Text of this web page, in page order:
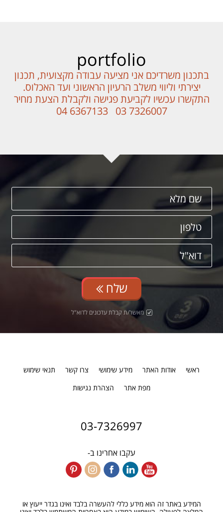
portfolio
בתכנון משרדיכם אני מציעה עבודה מקצועית, תכנון
יצירתי וליווי משלב הרעיון הראשוני ועד האכלוס.
התקשרו עכשיו לקביעת פגישה ולקבלת הצעת מחיר
7326007 03 6367133 04
שלח
מאשר/ת קבלת עדכונים לדוא"ל
ראשי אודות האתר מידע שימושי צרו קשר
תנאי שימוש
מפת אתר
הצהרת נגישות
03-7326997
עקבו אחרינו ב-
המידע באתר זה הוא מידע כללי להעשרה בלבד ואינו בגדר ייעוץ או